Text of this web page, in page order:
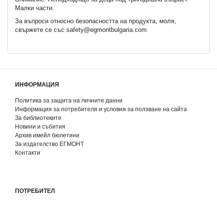
Малки части.
За въпроси относно безопасността на продукта, моля,
свържете се със safety@egmontbulgaria.com
ИНФОРМАЦИЯ
Политика за защита на личните данни
Информация за потребителя и условия за ползване на сайта
За библиотеките
Новини и събития
Архив имейл бюлетини
За издателство ЕГМОНТ
Контакти
ПОТРЕБИТЕЛ